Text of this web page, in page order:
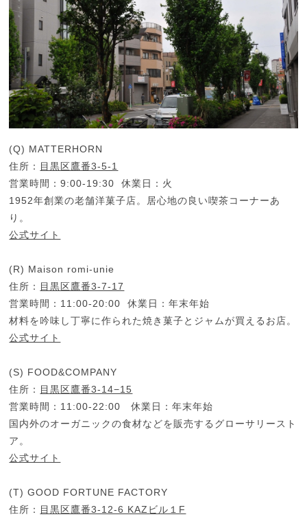
(Q) MATTERHORN
住所： 目黒区鷹番3-5-1
営業時間：9:00-19:30 休業日：火
1952年創業の老舗洋菓子店。居心地の良い喫茶コーナーあ
り。
公式サイト
(R) Maison romi-unie
住所： 目黒区鷹番3-7-17
営業時間：11:00-20:00 休業日：年末年始
材料を吟味し丁寧に作られた焼き菓子とジャムが買えるお店。
公式サイト
(S) FOOD&COMPANY
住所： 目黒区鷹番3-14−15
営業時間：11:00-22:00 休業日：年末年始
国内外のオーガニックの食材などを販売するグローサリースト
ア。
公式サイト
(T) GOOD FORTUNE FACTORY
住所： 目黒区鷹番3-12-6 KAZビル１F